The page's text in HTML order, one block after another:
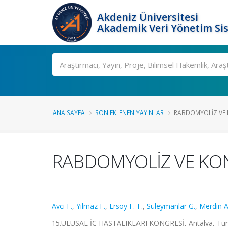
Akdeniz Üniversitesi
Akademik Veri Yönetim
Ara
ANA SAYFA SON EKLENEN YAYINLAR RABDOMYOLİZ VE
RABDOMYOLİZ VE
Avcı F., Yılmaz F., Ersoy F. F., Süleymanlar G., Merdin
15.ULUSAL İÇ HASTALIKLARI KONGRESİ, Antalya,